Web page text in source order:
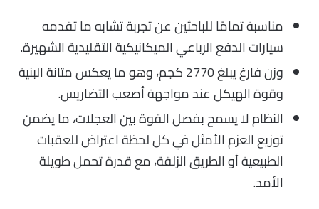
مناسبة تمامًا للباحثين عن تجربة تشابه ما تقدمه
سيارات الدفع الرباعي الميكانيكية التقليدية الشهيرة.
وزن فارغ يبلغ 2770 كجم، وهو ما يعكس متانة البنية
وقوة الهيكل عند مواجهة أصعب التضاريس.
النظام لا يسمح بفصل القوة بين العجلات، ما يضمن
توزيع العزم الأمثل في كل لحظة اعتراض للعقبات
الطبيعية أو الطريق الزلقة، مع قدرة تحمل طويلة
الأمد.